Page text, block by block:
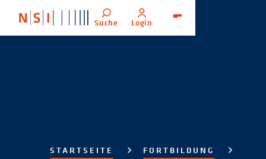
Suche Login
STARTSEITE FORTBILDUNG